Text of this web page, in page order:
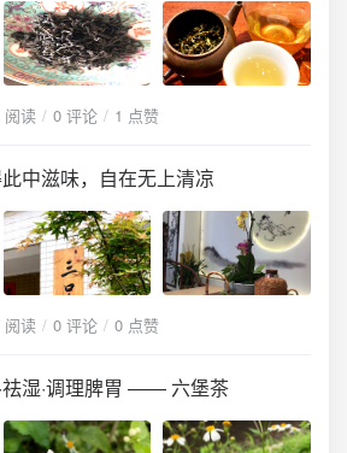
阅读 0 评论 1 点赞
中滋味，自在无上清凉
阅读 0 评论 0 点赞
【生命之养】养心·祛湿·调理脾胃 —— 六堡茶